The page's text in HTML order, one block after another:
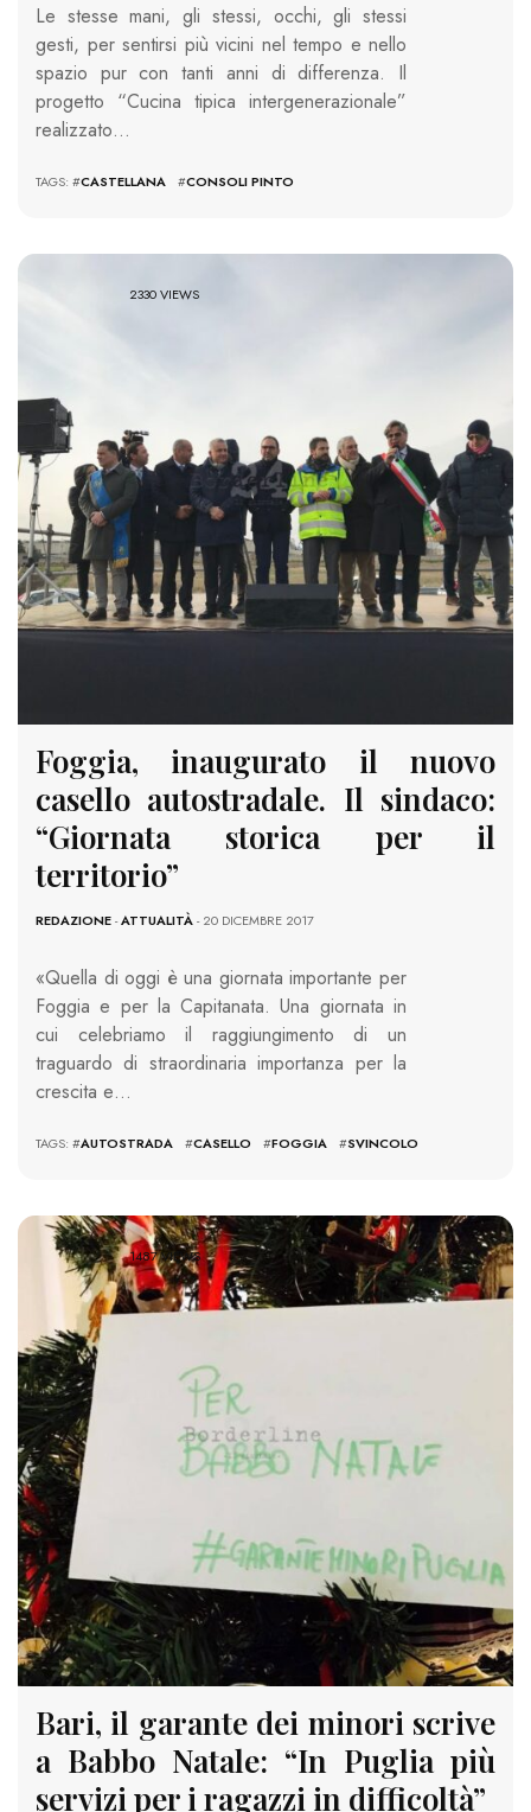
Le stesse mani, gli stessi, occhi, gli stessi
gesti, per sentirsi più vicini nel tempo e nello
spazio pur con tanti anni di differenza. Il
progetto “Cucina tipica intergenerazionale”
realizzato…
TAGS: #CASTELLANA #CONSOLI PINTO
2330 VIEWS
Foggia, inaugurato il nuovo
casello autostradale. Il sindaco:
“Giornata storica per il
territorio”
REDAZIONE-ATTUALITÀ- 20 DICEMBRE 2017
«Quella di oggi è una giornata importante per
Foggia e per la Capitanata. Una giornata in
cui celebriamo il raggiungimento di un
traguardo di straordinaria importanza per la
crescita e…
TAGS: #AUTOSTRADA #CASELLO #FOGGIA #SVINCOLO
1487 VIEWS
Bari, il garante dei minori scrive
a Babbo Natale: “In Puglia più
servizi per i ragazzi in difficoltà”